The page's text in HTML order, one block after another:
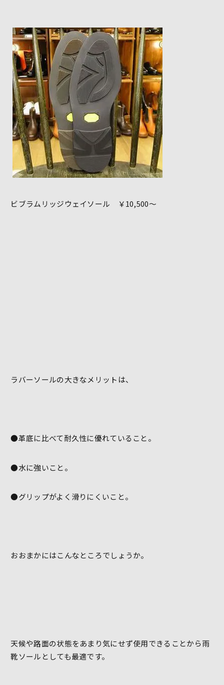
ビブラムリッジウェイソール ￥10,500～
ラバーソールの大きなメリットは、
●革底に比べて耐久性に優れていること。
●水に強いこと。
●グリップがよく滑りにくいこと。
おおまかにはこんなところでしょうか。
天候や路面の状態をあまり気にせず使用できることから雨
靴ソールとしても最適です。